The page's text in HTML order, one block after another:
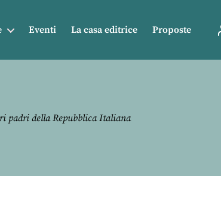
Eventi La casa editrice Proposte
padri della Repubblica Italiana